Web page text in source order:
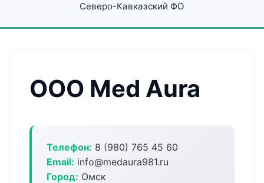
Северо-Кавказский ФО
ООО Med Aura
Телефон: 8 (980) 765 45 60
Email: info@medaura981.ru
Город: Омск